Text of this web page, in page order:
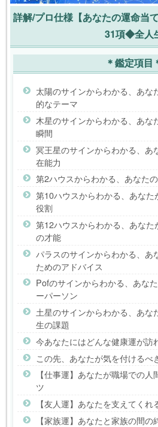
詳解/プロ仕様【あなたの運命当
31項◆全人
＊鑑定項目
太陽のサインからわかる、あな
的なテーマ
木星のサインからわかる、あな
瞬間
冥王星のサインからわかる、あ
在能力
第2ハウスからわかる、あなた
第10ハウスからわかる、あなた
役割
第12ハウスからわかる、あな
の才能
パラスのサインからわかる、あ
ためのアドバイス
Pofのサインからわかる、あな
ーパーソン
土星のサインからわかる、あな
生の課題
今あなたにはどんな健康運が訪
この先、あなたが気を付けるべ
【仕事運】あなたが職場での
ツ
【友人運】あなたを支えてく
【家族運】あなたと家族の間